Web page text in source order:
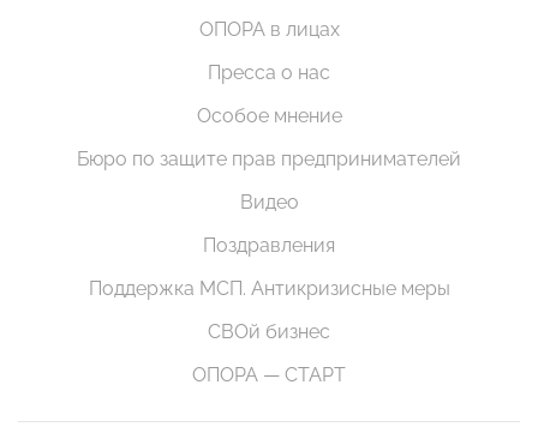
ОПОРА в лицах
Пресса о нас
Особое мнение
Бюро по защите прав предпринимателей
Видео
Поздравления
Поддержка МСП. Антикризисные меры
СВОй бизнес
ОПОРА — СТАРТ